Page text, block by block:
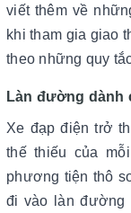
viết thêm về
khi tham gia giao
theo những quy
Làn đường dành
Xe đạp điện trở
thế thiếu của
phương tiện thô
đi vào làn đường